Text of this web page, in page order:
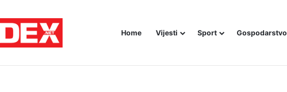
Home Vijesti Sport Gospodarstvo
moraliziraju o Oluji, ali i dalje šute o Stanivukovićevu veličanju tzv. Krajine